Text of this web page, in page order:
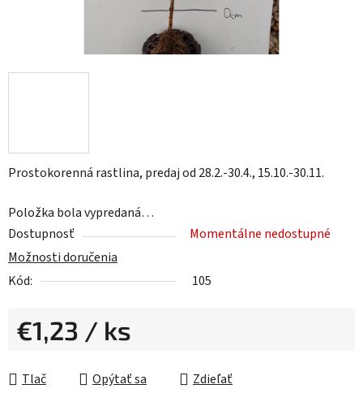
Prostokorenná rastlina, predaj od 28.2.-30.4., 15.10.-30.11.
Položka bola vypredaná…
Dostupnosť
Momentálne nedostupné
Možnosti doručenia
Kód:
105
€1,23 / ks
Tlač
Opýtať sa Zdieľať